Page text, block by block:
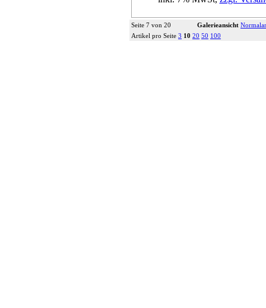
Details...
Seite 7 von 20 Galerieansicht
Artikel pro Seite 3 10 20 50 100